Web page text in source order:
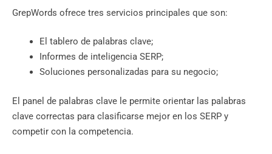
GrepWords ofrece tres servicios principales que son:
El tablero de palabras clave;
Informes de inteligencia SERP;
Soluciones personalizadas para su negocio;
El panel de palabras clave le permite orientar las palabras
clave correctas para clasificarse mejor en los SERP y
competir con la competencia.